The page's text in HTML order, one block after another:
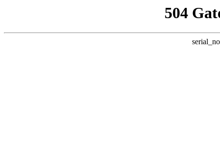
504